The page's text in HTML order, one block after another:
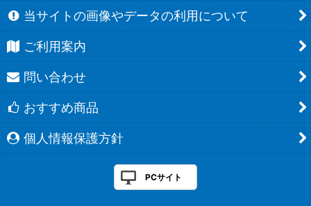
当サイトの画像やデータの利用について
ご利用案内
問い合わせ
おすすめ商品
個人情報保護方針
PCサイト